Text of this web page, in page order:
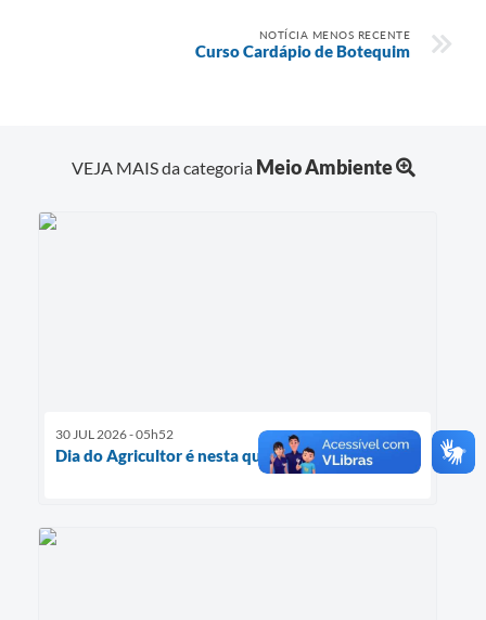
NOTÍCIA MENOS RECENTE
Curso Cardápio de Botequim
VEJA MAIS da categoria Meio Ambiente
30 JUL 2026 - 05h52
Dia do Agricultor é nesta quinta